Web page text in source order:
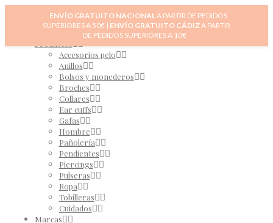
Novedades
Accesorios pelo
Anillos
Bolsos y monederos
Broches
Collares
Ear cuffs
Gafas
Hombre
Pañolería
Pendientes
Piercings
Pulseras
Ropa
Tobilleras
Cuidados
Marcas
ENVÍO GRATUITO NACIONALA PARTIR DE PEDIDOS
SUPERIORES A 50€ | ENVÍO GRATUITO CÁDIZA PARTIR
DE PEDIDOS SUPERIORES A 10€